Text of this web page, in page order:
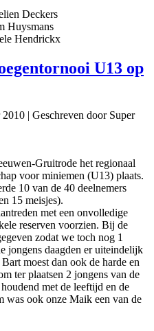
Deckers
Huysmans
Hendrickx
U13 op
2010 | Geschreven door Super
Gruitrode het regionaal
voor miniemen (U13) plaats.
10 van de 40 deelnemers
15 meisjes).
met een onvolledige
reserven voorzien. Bij de
zodat we toch nog 1
jongens daagden er uiteindelijk
moest dan ook de harde en
ter plaatsen 2 jongens van de
met de leeftijd en de
was ook onze Maik een van de